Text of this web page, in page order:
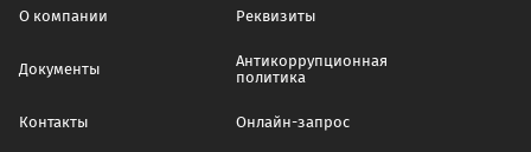
О компании Реквизиты
Документы
Антикоррупционная
политика
Контакты Онлайн-запрос